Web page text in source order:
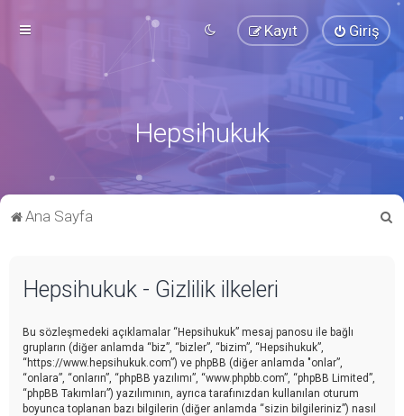
Giriş
Kayıt
Hepsihukuk
Ana Sayfa
Hepsihukuk - Gizlilik ilkeleri
Bu sözleşmedeki açıklamalar “Hepsihukuk” mesaj panosu ile bağlı
grupların (diğer anlamda “biz”, “bizler”, “bizim”, “Hepsihukuk”,
“https://www.hepsihukuk.com”) ve phpBB (diğer anlamda "onlar”,
“onlara”, “onların”, “phpBB yazılımı”, “www.phpbb.com”, “phpBB Limited”,
“phpBB Takımları”) yazılımının, ayrıca tarafınızdan kullanılan oturum
boyunca toplanan bazı bilgilerin (diğer anlamda “sizin bilgileriniz”) nasıl